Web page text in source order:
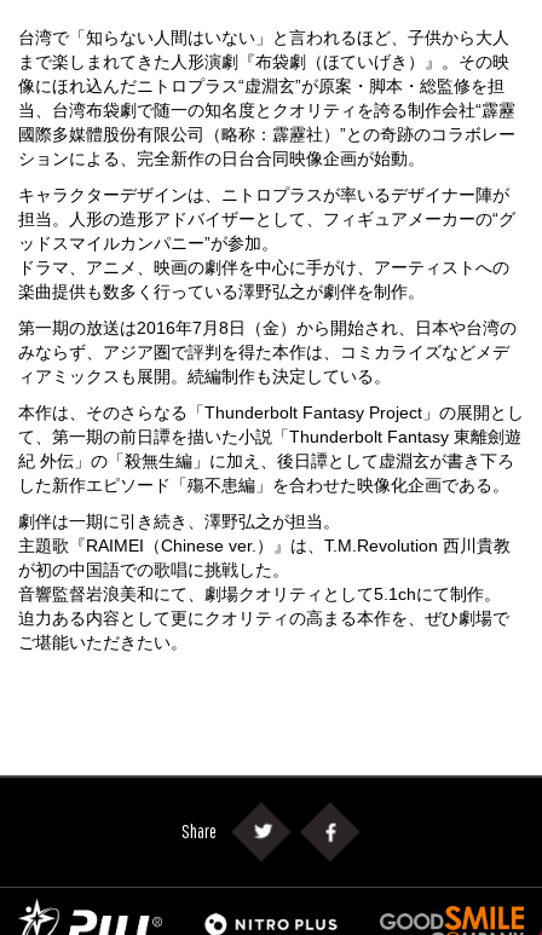
台湾で「知らない人間はいない」と言われるほど、子供から大人
まで楽しまれてきた人形演劇『布袋劇（ほていげき）』。その映
像にほれ込んだニトロプラス“虚淵玄”が原案・脚本・総監修を担
当、台湾布袋劇で随一の知名度とクオリティを誇る制作会社“霹靂
國際多媒體股份有限公司（略称：霹靂社）”との奇跡のコラボレー
ションによる、完全新作の日台合同映像企画が始動。
キャラクターデザインは、ニトロプラスが率いるデザイナー陣が
担当。人形の造形アドバイザーとして、フィギュアメーカーの“グ
ッドスマイルカンパニー”が参加。
ドラマ、アニメ、映画の劇伴を中心に手がけ、アーティストへの
楽曲提供も数多く行っている澤野弘之が劇伴を制作。
第一期の放送は2016年7月8日（金）から開始され、日本や台湾の
みならず、アジア圏で評判を得た本作は、コミカライズなどメデ
ィアミックスも展開。続編制作も決定している。
本作は、そのさらなる「Thunderbolt Fantasy Project」の展開とし
て、第一期の前日譚を描いた小説「Thunderbolt Fantasy 東離劍遊
紀 外伝」の「殺無生編」に加え、後日譚として虚淵玄が書き下ろ
した新作エピソード「殤不患編」を合わせた映像化企画である。
劇伴は一期に引き続き、澤野弘之が担当。
主題歌『RAIMEI（Chinese ver.）』は、T.M.Revolution 西川貴教
が初の中国語での歌唱に挑戦した。
音響監督岩浪美和にて、劇場クオリティとして5.1chにて制作。
迫力ある内容として更にクオリティの高まる本作を、ぜひ劇場で
ご堪能いただきたい。
Share
Twitter